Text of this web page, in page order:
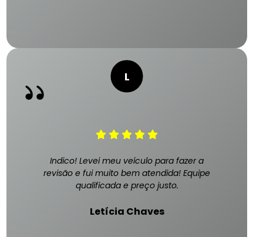
Indico! Levei meu veículo para fazer a
revisão e fui muito bem atendida! Equipe
qualificada e preço justo.
Letícia Chaves